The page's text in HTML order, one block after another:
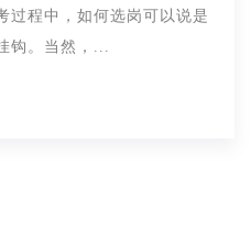
过程中，如何选岗可以说是
钩。当然，...